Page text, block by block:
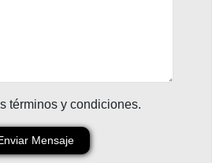
términos y condiciones.
Mensaje